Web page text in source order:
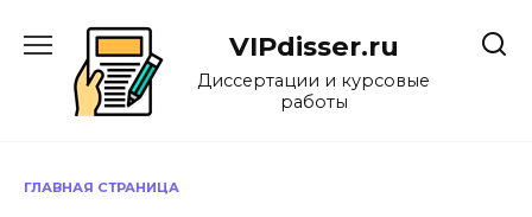
содержанию
VIPdisser.ru
Диссертации и курсовые
работы
ГЛАВНАЯ СТРАНИЦА